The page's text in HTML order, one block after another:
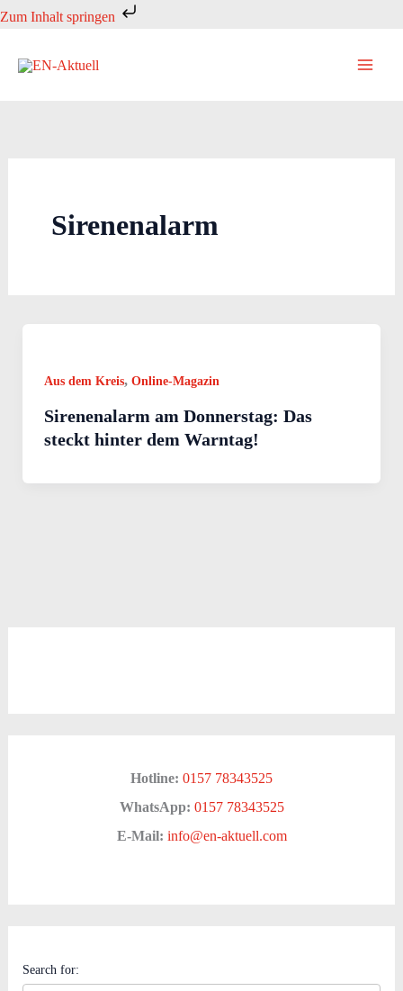
Zum Inhalt springen
Zum
springen
Sirenenalarm
Aus dem Kreis, Online-Magazin
Sirenenalarm am Donnerstag: Das
steckt hinter dem Warntag!
Hotline: 0157 78343525
WhatsApp: 0157 78343525
E-Mail: info@en-aktuell.com
Search for: